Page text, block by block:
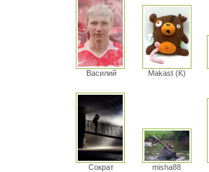
Василий Makast (K)
Сократ misha88